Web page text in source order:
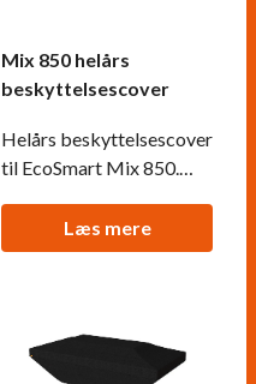
Mix 850 helårs
beskyttelsescover
Helårs beskyttelsescover
til EcoSmart Mix 850.
materiale, der passer på
din biopejs hvis den står
Læs mere